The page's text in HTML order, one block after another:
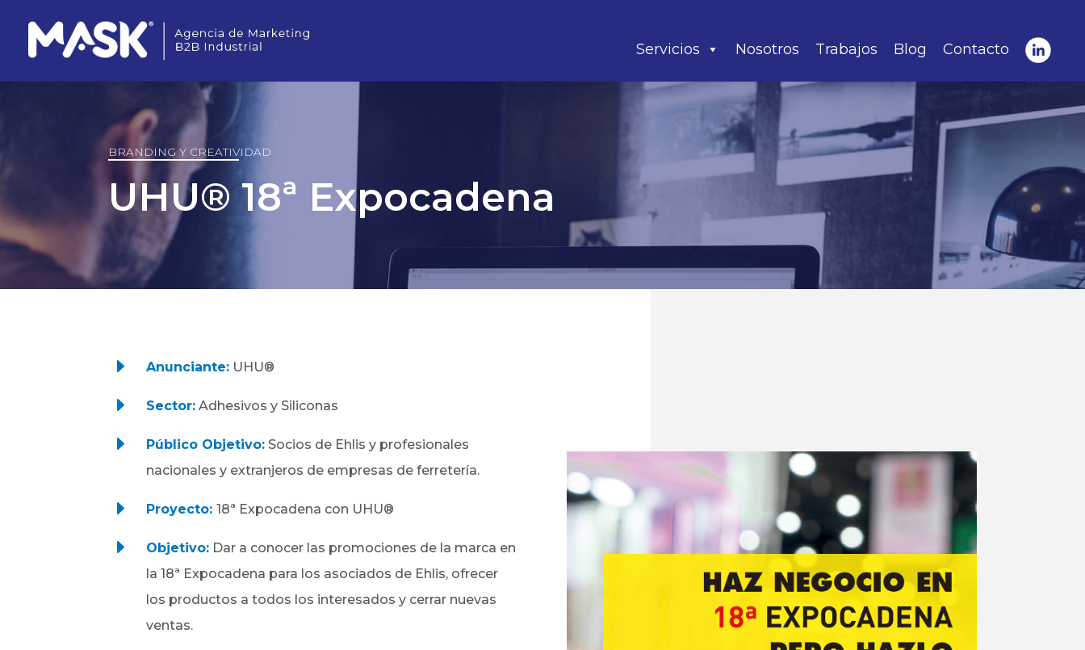
Servicios Nosotros Trabajos Blog Contacto
BRANDING Y CREATIVIDAD
UHU® 18ª Expocadena
E Anunciante: UHU®
E Sector: Adhesivos y Siliconas
E Público Objetivo: Socios de Ehlis y profesionales
nacionales y extranjeros de empresas de ferretería.
E Proyecto:18ª Expocadena con UHU®
E Objetivo: Dar a conocer las promociones de la marca en
la 18ª Expocadena para los asociados de Ehlis, ofrecer
los productos a todos los interesados y cerrar nuevas
ventas.